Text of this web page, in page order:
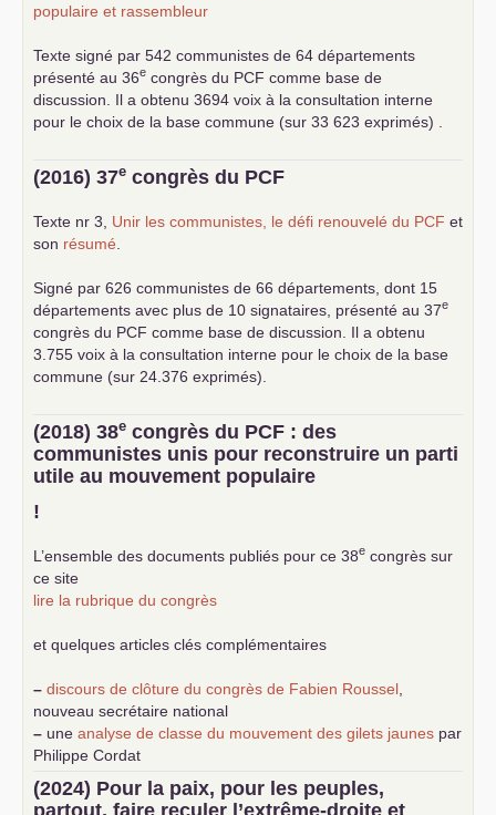
populaire et rassembleur
Texte signé par 542 communistes de 64 départements
présenté au 36e congrès du PCF comme base de
discussion. Il a obtenu 3694 voix à la consultation interne
pour le choix de la base commune (sur 33 623 exprimés) .
(2016) 37e congrès du PCF
Texte nr 3, Unir les communistes, le défi renouvelé du PCF et
son résumé
Signé par 626 communistes de 66 départements, dont 15
départements avec plus de 10 signataires, présenté au 37e
congrès du PCF comme base de discussion. Il a obtenu
3.755 voix à la consultation interne pour le choix de la base
commune (sur 24.376 exprimés).
(2018) 38e congrès du PCF : des
communistes unis pour reconstruire un parti
utile au mouvement populaire
!
L’ensemble des documents publiés pour ce 38e congrès sur
ce site
lire la rubrique du congrès
et quelques articles clés complémentaires
– discours de clôture du congrès de Fabien Roussel
nouveau secrétaire national
– une analyse de classe du mouvement des gilets jaunes par
Philippe Cordat
–
un texte de Jean-Claude Delaunay
le marxisme est la
science sociale de notre temps
(2024) Pour la paix, pour les peuples,
partout, faire reculer l’extrême-droite et